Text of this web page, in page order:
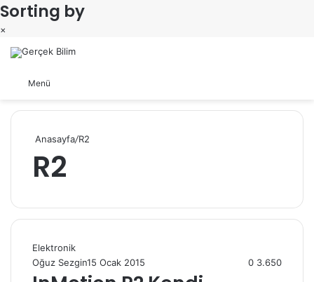
Sorting by
×
Menü
Anasayfa/R2
R2
Elektronik
Oğuz Sezgin15 Ocak 2015 0 3.650